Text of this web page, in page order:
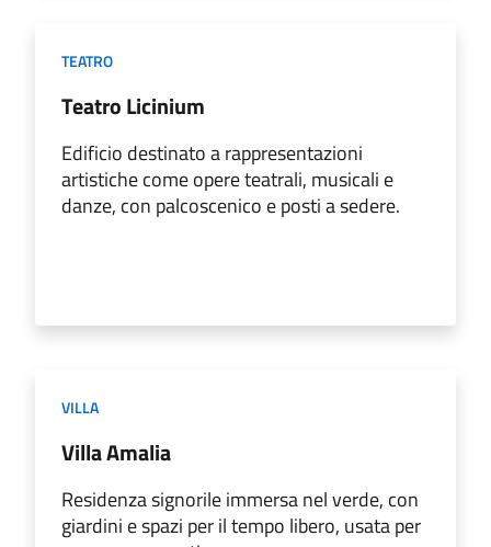
TEATRO
Teatro Licinium
Edificio destinato a rappresentazioni
artistiche come opere teatrali, musicali e
danze, con palcoscenico e posti a sedere.
VILLA
Villa Amalia
Residenza signorile immersa nel verde, con
giardini e spazi per il tempo libero, usata per